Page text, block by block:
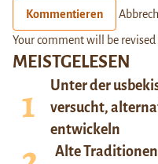
MEISTGELESEN
Unter der
versucht,
entwickeln
Alte
Kommentieren
Your comment will be revised